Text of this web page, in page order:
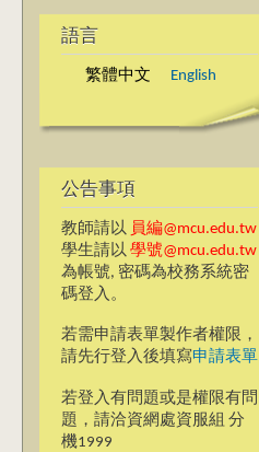
語言
繁體中文 English
公告事項
教師請以 員編@mcu.edu.tw
學生請以 學號@mcu.edu.tw
為帳號, 密碼為校務系統密
碼登入。
若需申請表單製作者權限，
請先行登入後填寫申請表單
若登入有問題或是權限有問
題，請洽資網處資服組 分
機1999